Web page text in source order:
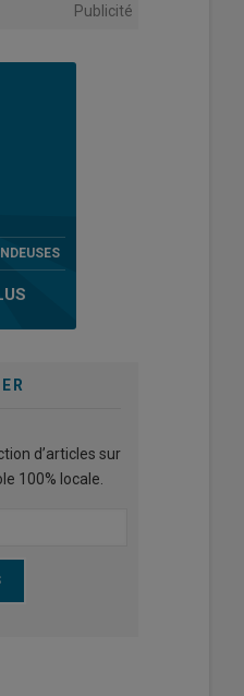
Publicité
d’articles sur
100% locale.